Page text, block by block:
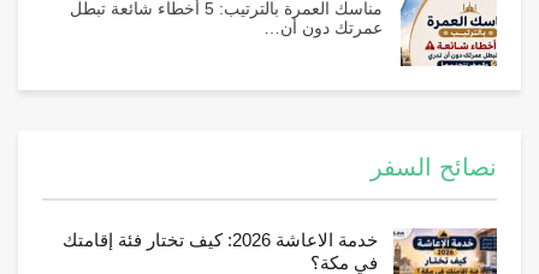
مناسك العمرة بالترتيب: 5 أخطاء شائعة تبطل
عمرتك دون أن…
نصائح السفر
خدمة الاعاشة 2026: كيف تختار فئة إقامتك
في مكة؟